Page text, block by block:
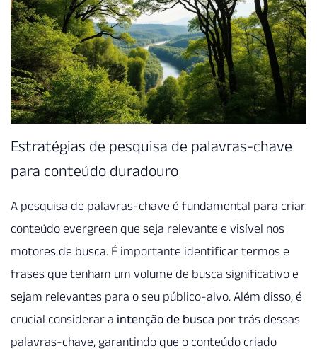
Estratégias de pesquisa de palavras-chave
para conteúdo duradouro
A pesquisa de palavras-chave é fundamental para criar
conteúdo evergreen que seja relevante e visível nos
motores de busca. É importante identificar termos e
frases que tenham um volume de busca significativo e
sejam relevantes para o seu público-alvo. Além disso, é
crucial considerar a intenção de busca por trás dessas
palavras-chave, garantindo que o conteúdo criado